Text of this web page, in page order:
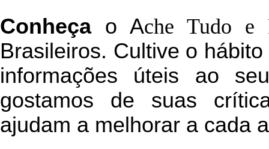
Conheçao Ache Tudo e
Brasileiros. Cultive o
informações úteis ao
gostamos de suas
ajudam a melhorar a cada